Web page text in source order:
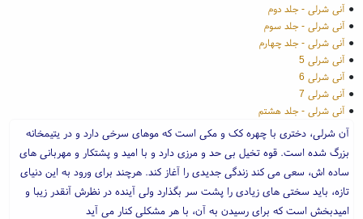
●آنی شرلی - جلد دوم
●آنی شرلی - جلد سوم
●آنی شرلی - جلد چهارم
●آنی شرلی 5
●آنی شرلی 6
●آنی شرلی 7
●آنی شرلی - جلد هشتم
آن شرلی، دختری با چهره کک و مکی است که موهای سرخی دارد و در یتیمخانه
بزرگ شده است. قوه تخیل بی حد و مرزی دارد و با امید و پشتکار و مهربانی های
ساده اش، سعی می کند زندگی جدیدی را آغاز کند. هرچند برای ورود به این دنیای
تازه، باید سختی های زیادی را پشت سر بگذارد ولی آینده در نظرش آنقدر زیبا و
امیدبخش است که برای رسیدن به آن، با هر مشکلی کنار می آید